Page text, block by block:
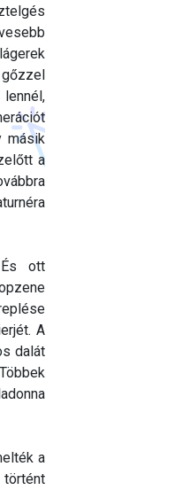
másik
a
És ott
A
dalát
a